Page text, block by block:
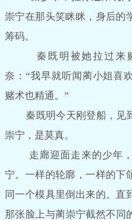
崇宁在那头笑眯眯，身后的
筹码。
秦既明被她拉过来赌
奈：“我早就听闻蔺小姐喜
赌术也精通。”
秦既明今天刚登船，见
崇宁，是莫真。
走廊迎面走来的少年，
宁。一样的轮廓，一样的下
同一个模具里倒出来的。直
那张脸上与蔺崇宁截然不